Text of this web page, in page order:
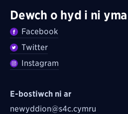
Dewch o hyd i ni yma
Facebook
Twitter
Instagram
E-bostiwch ni ar
newyddion@s4c.cymru